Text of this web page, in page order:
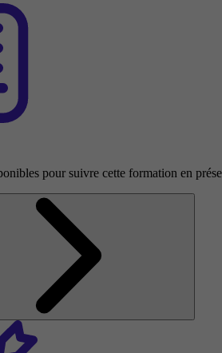
pour suivre cette formation en